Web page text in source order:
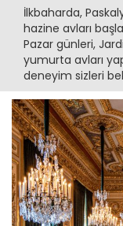
İlkbaharda,
hazine avları
Pazar günleri,
yumurta avları
deneyim sizleri